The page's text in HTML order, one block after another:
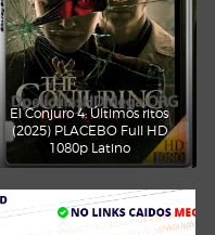
El Conjuro 4: Últimos ritos
(2025) PLACEBO Full HD
1080p Latino